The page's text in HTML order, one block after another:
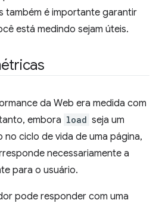
também é importante garantir
está medindo sejam úteis.
da Web era medida com
embora load seja um
ciclo de vida de uma página,
necessariamente a
para o usuário.
pode responder com uma